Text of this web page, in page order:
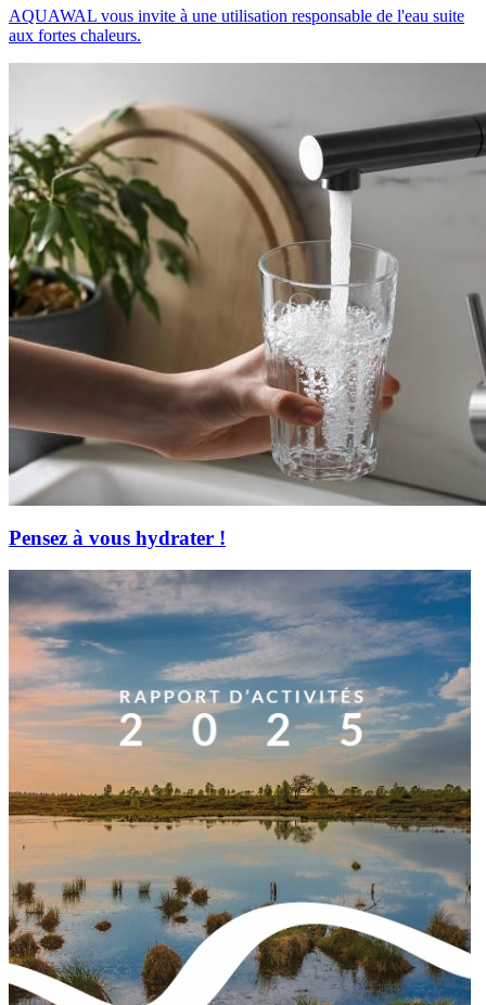
AQUAWAL vous invite à une utilisation responsable de l'eau suite
aux fortes chaleurs.
Pensez à vous hydrater !